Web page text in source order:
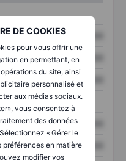
DE COOKIES
pour vous offrir une
en permettant, en
du site, ainsi
personnalisé et
aux médias sociaux.
vous consentez à
des données
« Gérer le
préférences en matière
modifier vos
XXXXXXX
XXXXXXX
XXXXXXX XXXXXXX
XXXXXXX
XXXXXXX